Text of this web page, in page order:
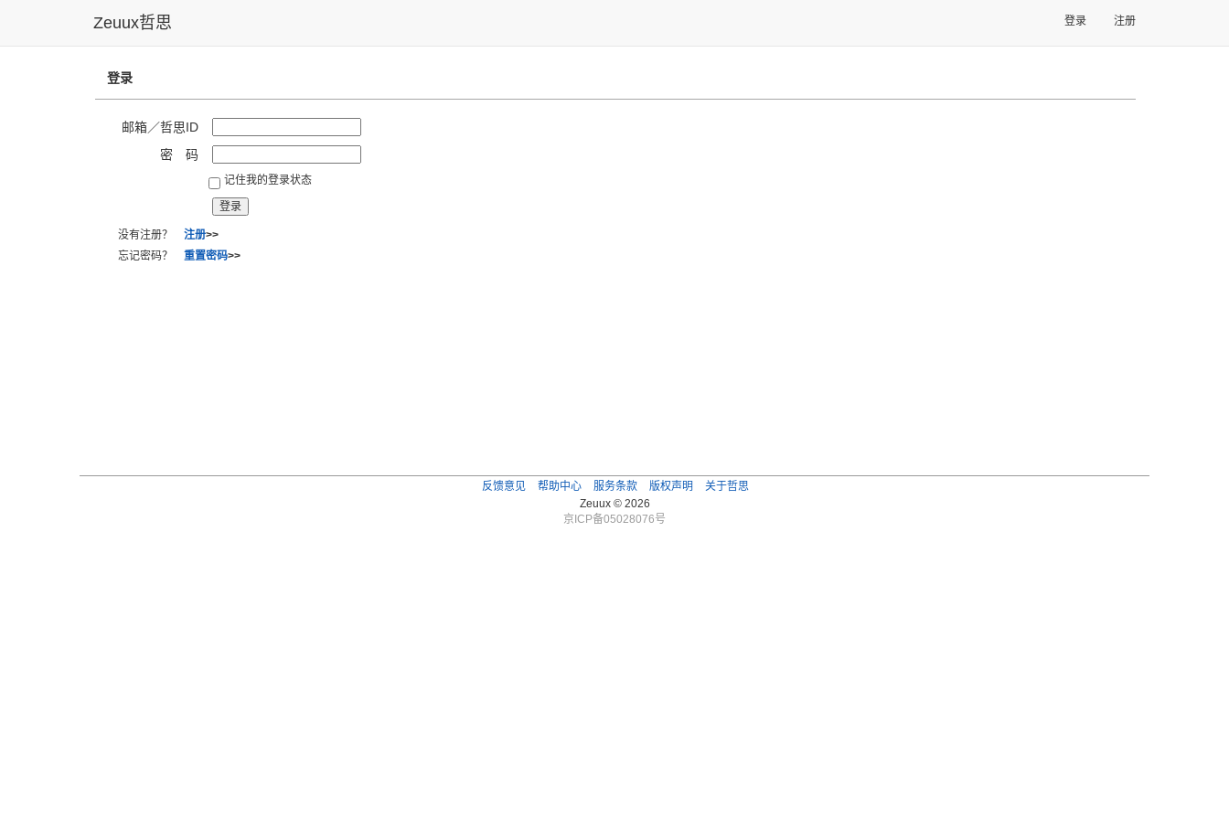
Zeuux哲思 登录 注册
登录
邮箱／哲思ID
密 码
记住我的登录状态
没有注册？ 注册>>
忘记密码？ 重置密码>>
反馈意见 帮助中心 服务条款 版权声明
关于哲思
Zeuux © 2026
京ICP备05028076号